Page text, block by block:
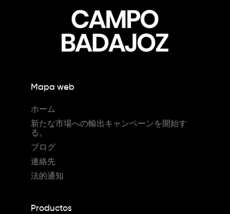
Mapa web
ホーム
新たな市場への輸出キャンペーンを開始す
る。
ブログ
連絡先
法的通知
Productos